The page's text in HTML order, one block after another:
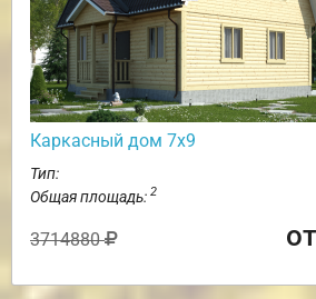
Каркасный дом 7х9
Тип:
Общая площадь: 2
3714880